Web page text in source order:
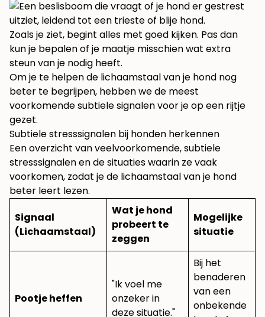
Zoals je ziet, begint alles met goed kijken. Pas dan
kun je bepalen of je maatje misschien wat extra
steun van je nodig heeft.
Om je te helpen de lichaamstaal van je hond nog
beter te begrijpen, hebben we de meest
voorkomende subtiele signalen voor je op een rijtje
gezet.
Subtiele stresssignalen bij honden herkennen
Een overzicht van veelvoorkomende, subtiele
stresssignalen en de situaties waarin ze vaak
voorkomen, zodat je de lichaamstaal van je hond
beter leert lezen.
Signaal
(Lichaamstaal)
Wat je hond
probeert te
zeggen
Mogelijke
situatie
Pootje heffen
"Ik voel me
onzeker in
deze situatie."
Bij het
benaderen
van een
onbekende